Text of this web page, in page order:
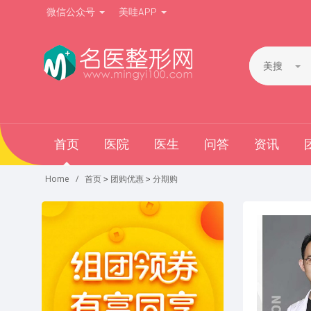
微信公众号 美哇APP
美搜
首页 医院 医生 问答 资讯
Home 首页> 团购优惠> 分期购